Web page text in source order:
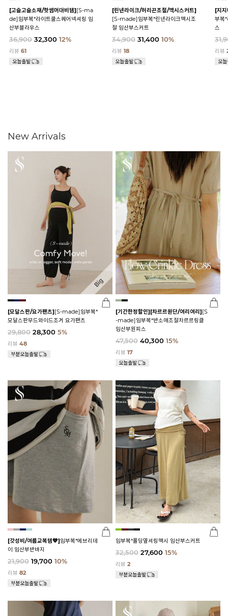
[고슬고슬소재/핫썸머대비템][S-ma
de]임부복*라이트쿨스퀘어넥셔링 임
산부블라우스
36,900 32,300 12%
리뷰 61
[린넨라이크/허리끈조절/맥시스커트]
[S-made]임부복*린넨라이크맥시조
절 임산부스커트
34,900 31,400 10%
리뷰18
[지
부복
스
리뷰
New Arrivals
[모달스판/요가팬츠][S-made]임부복*
모달스판무드와이드조거 요가팬츠
29,800 28,300 5%
리뷰 48
[기간한정할인][차르르원단/여리여리][S
-made]임부복*반소매조절차르르링클
임산부원피스
47,500 40,300 15%
리뷰 17
[갓성비/여름교복템💙]임부복*에브리데
이 임산부반바지
21,900 19,700 10%
리뷰 82
임부복*폴딩옆셔링맥시 임산부스커트
32,500 27,600 15%
리뷰 2